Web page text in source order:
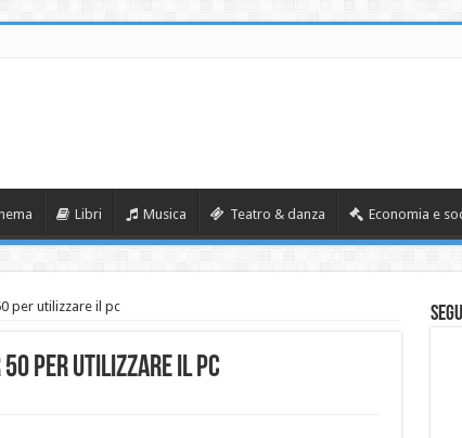
Libri Musica Teatro & danza Economia e
per utilizzare il pc
50 per utilizzare il pc